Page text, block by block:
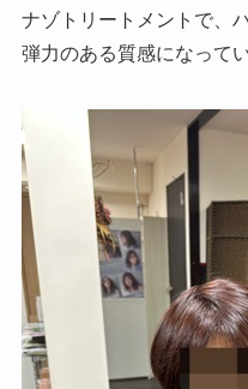
ナゾトリートメントで、
弾力のある質感になって